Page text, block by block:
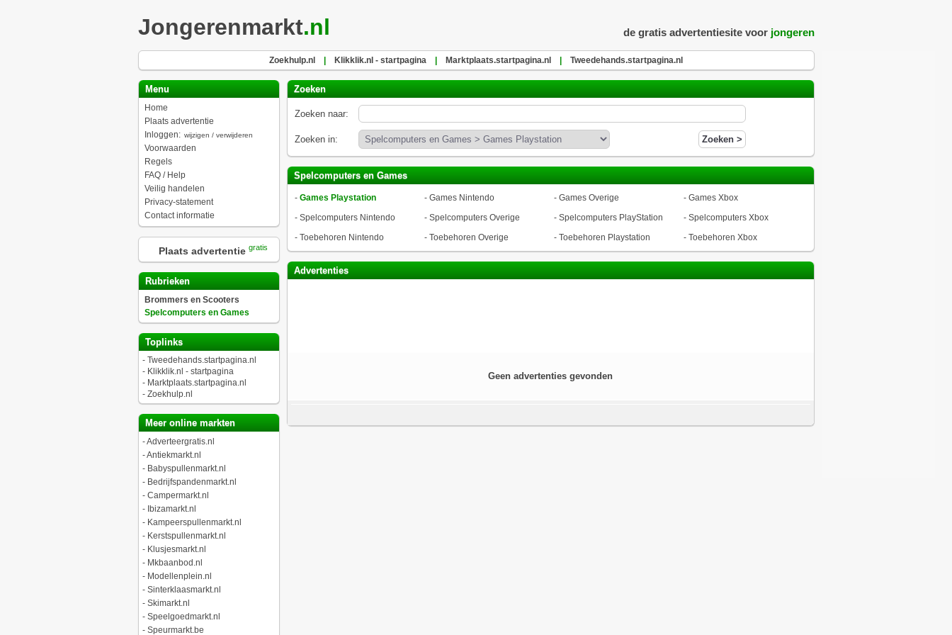
Jongerenmarkt.nl de gratis advertentiesite voor jongeren
Zoekhulp.nl Klikklik.nl - startpagina Marktplaats.startpagina.nl Tweedehands.startpagina.nl
Menu
Home
Plaats advertentie
Inloggen: wijzigen / verwijderen
Voorwaarden
Regels
FAQ / Help
Veilig handelen
Privacy-statement
Contact informatie
Plaats advertentie gratis
Rubrieken
Brommers en Scooters
Spelcomputers en Games
Toplinks
- Tweedehands.startpagina.nl
- Klikklik.nl - startpagina
- Marktplaats.startpagina.nl
- Zoekhulp.nl
Meer online markten
-Adverteergratis.nl
-Antiekmarkt.nl
- Babyspullenmarkt.nl
- Bedrijfspandenmarkt.nl
- Campermarkt.nl
- Ibizamarkt.nl
- Kampeerspullenmarkt.nl
- Kerstspullenmarkt.nl
- Klusjesmarkt.nl
- Mkbaanbod.nl
- Modellenplein.nl
- Sinterklaasmarkt.nl
- Skimarkt.nl
- Speelgoedmarkt.nl
- Speurmarkt.be
Zoeken
Zoeken naar:
Zoeken in:
Spelcomputers en Games
- Games Playstation - Games Nintendo - Games Overige - Games Xbox
- Spelcomputers Nintendo - Spelcomputers Overige - Spelcomputers PlayStation - Spelcomputers Xbox
- Toebehoren Nintendo - Toebehoren Overige - Toebehoren Playstation - Toebehoren Xbox
Advertenties
Geen advertenties gevonden